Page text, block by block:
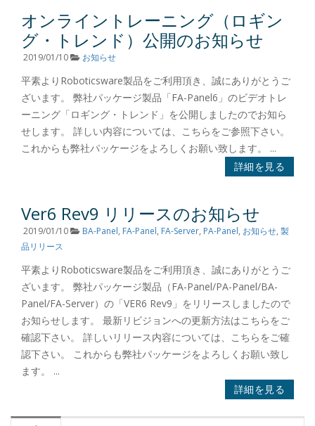
オンライントレーニング（ロギン
グ・トレンド）公開のお知らせ
2019/01/10 お知らせ
平素よりRoboticsware製品をご利用頂き、誠にありがとうご
ざいます。 弊社パッケージ製品「FA-Panel6」のビデオトレ
ーニング「ロギング・トレンド」を公開しましたのでお知ら
せします。 詳しい内容については、こちらをご参照下さい。
これからも弊社パッケージをよろしくお願い致します。 ...
詳細を見る
Ver6 Rev9 リリースのお知らせ
2019/01/10 BA-Panel, FA-Panel, FA-Server, PA-Panel, お知らせ, 製
品リリース
平素よりRoboticsware製品をご利用頂き、誠にありがとうご
ざいます。 弊社パッケージ製品（FA-Panel/PA-Panel/BA-
Panel/FA-Server）の「VER6 Rev9」をリリースしましたので
お知らせします。 最新リビジョンへの更新方法はこちらをご
確認下さい。 詳しいリリース内容については、こちらをご確
認下さい。 これからも弊社パッケージをよろしくお願い致し
ます。 ...
詳細を見る